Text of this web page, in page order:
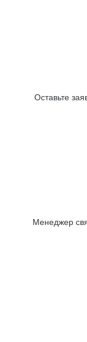
Оставьте
Менеджер